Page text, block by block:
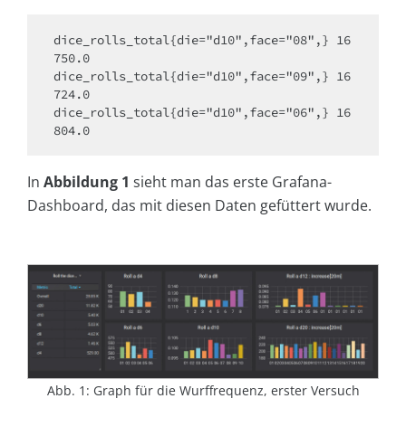
dice_rolls_total{die="d10",face="08",} 16
750.0
dice_rolls_total{die="d10",face="09",} 16
724.0
dice_rolls_total{die="d10",face="06",} 16
804.0
In Abbildung 1 sieht man das erste Grafana-
Dashboard, das mit diesen Daten gefüttert wurde.
Abb. 1: Graph für die Wurffrequenz, erster Versuch